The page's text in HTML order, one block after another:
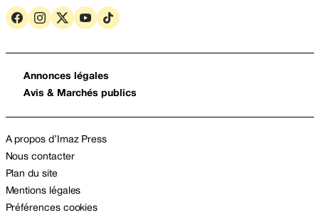
Annonces légales
Avis & Marchés publics
A propos d’Imaz Press
Nous contacter
Plan du site
Mentions légales
Préférences cookies